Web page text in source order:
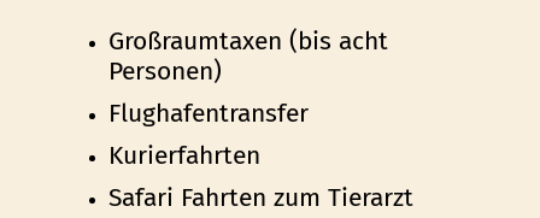
Großraumtaxen (bis acht
Personen)
Flughafentransfer
Kurierfahrten
Safari Fahrten zum Tierarzt